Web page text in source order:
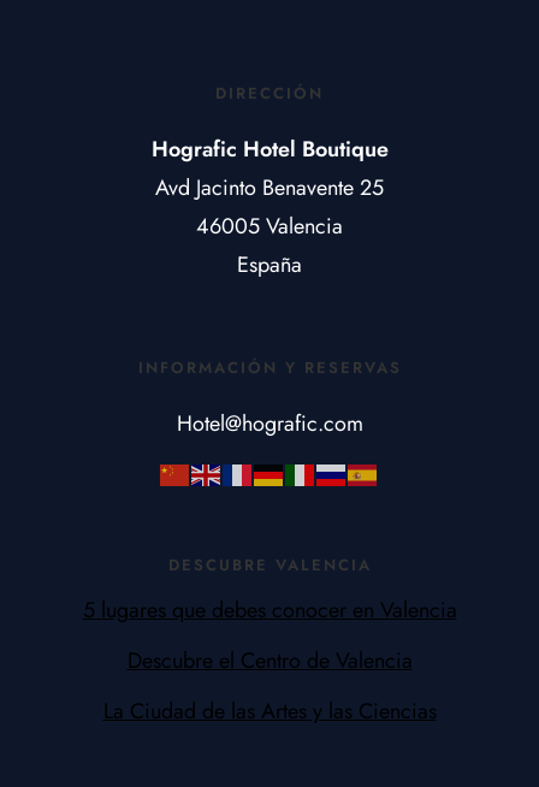
DIRECCIÓN
Hografic Hotel Boutique
Avd Jacinto Benavente 25
46005 Valencia
España
INFORMACIÓN Y RESERVAS
Hotel@hografic.com
DESCUBRE VALENCIA
5 lugares que debes conocer en Valencia
Descubre el Centro de Valencia
La Ciudad de las Artes y las Ciencias